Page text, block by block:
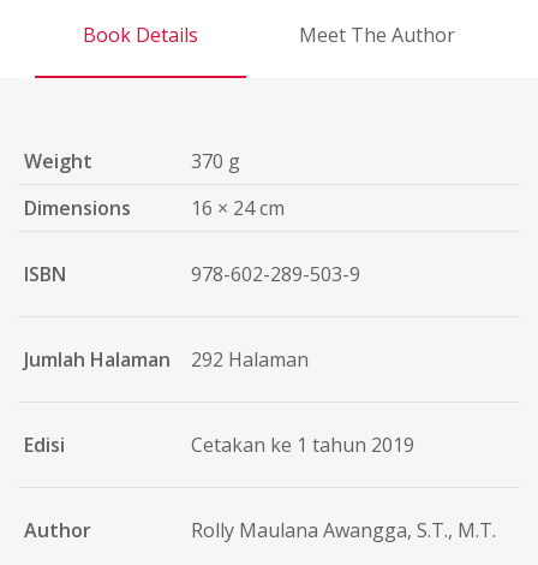
Book Details Meet The Author
Weight
370 g
Dimensions
16 × 24 cm
ISBN 978-602-289-503-9
Jumlah Halaman 292 Halaman
Edisi Cetakan ke 1 tahun 2019
Author Rolly Maulana Awangga, S.T., M.T.